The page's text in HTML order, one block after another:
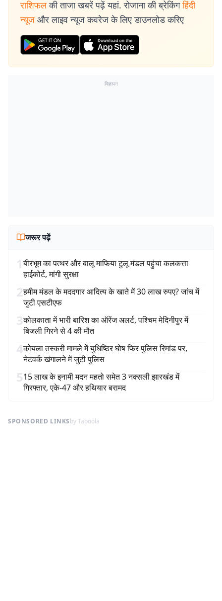
राशिफल की ताजा खबरें पढ़ें यहां. रोजाना की ब्रेकिंग हिंदी
न्यूज और लाइव न्यूज कवरेज के लिए डाउनलोड करिए
विज्ञापन
जरूर पढ़ें
1बीरभूम का पत्थर और बालू माफिया टुलू मंडल पहुंचा कलकत्ता
हाईकोर्ट, मांगी सुरक्षा
2हमीम मंडल के मददगार आदित्य के खाते में 30 लाख रुपए? जांच में
जुटी एसटीएफ
3कोलकाता में भारी बारिश का ऑरेंज अलर्ट, पश्चिम मेदिनीपुर में
बिजली गिरने से 4 की मौत
4कोयला तस्करी मामले में युधिष्ठिर घोष फिर पुलिस रिमांड पर,
नेटवर्क खंगालने में जुटी पुलिस
515 लाख के इनामी मदन महतो समेत 3 नक्सली झारखंड में
गिरफ्तार, एके-47 और हथियार बरामद
SPONSORED LINKSby Taboola